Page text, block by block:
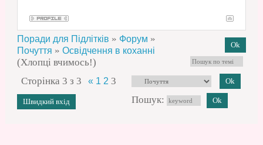
Поради для Підлітків » Форум »
Почуття » Освідчення в коханні
(Хлопці вчимось!)
Сторінка 3 з 3 « 1 2 3
Пошук: